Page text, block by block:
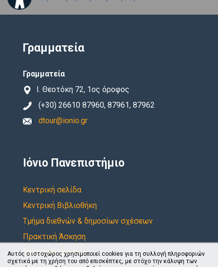
Γραμματεία
Γραμματεία
Ι. Θεοτόκη 72, 1ος όροφος
(+30) 26610 87960, 87961, 87962
dtour@ionio.gr
Ιόνιο Πανεπιστήμιο
Κεντρική σελίδα
Κεντρική Βιβλιοθήκη
Τμήμα διεθνών & δημοσίων σχέσεων
Πρακτική Άσκηση
Επιτροπή ερευνών
Αυτός ο ιστοχώρος χρησιμοποιεί cookies για τη συλλογή πληροφοριών
σχετικά με τη χρήση του από επισκέπτες, με στόχο την κάλυψη των